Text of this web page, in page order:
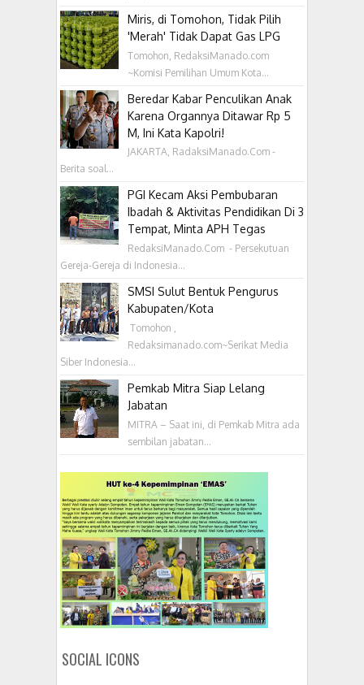
Miris, di Tomohon, Tidak Pilih
'Merah' Tidak Dapat Gas LPG
Tomohon, RedaksiManado.com
~Komisi Pemilihan Umum Kota...
Beredar Kabar Penculikan Anak
Karena Organnya Ditawar Rp 5
M, Ini Kata Kapolri!
JAKARTA, RadaksiManado.Com -
Berita soal...
PGI Kecam Aksi Pembubaran
Ibadah & Aktivitas Pendidikan Di 3
Tempat, Minta APH Tegas
RedaksiManado.Com - Persekutuan
Gereja-Gereja di Indonesia...
SMSI Sulut Bentuk Pengurus
Kabupaten/Kota
‎ Tomohon ,
Redaksimanado.com~Serikat Media
Siber Indonesia...
Pemkab Mitra Siap Lelang
Jabatan
MITRA – Saat ini, di Pemkab Mitra ada
sembilan jabatan...
SOCIAL ICONS